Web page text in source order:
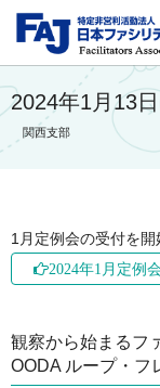
2024年1月13
関西支部
1月定例会の受付を開
2024年1月定例
観察から始まるフ
OODA ループ・フ